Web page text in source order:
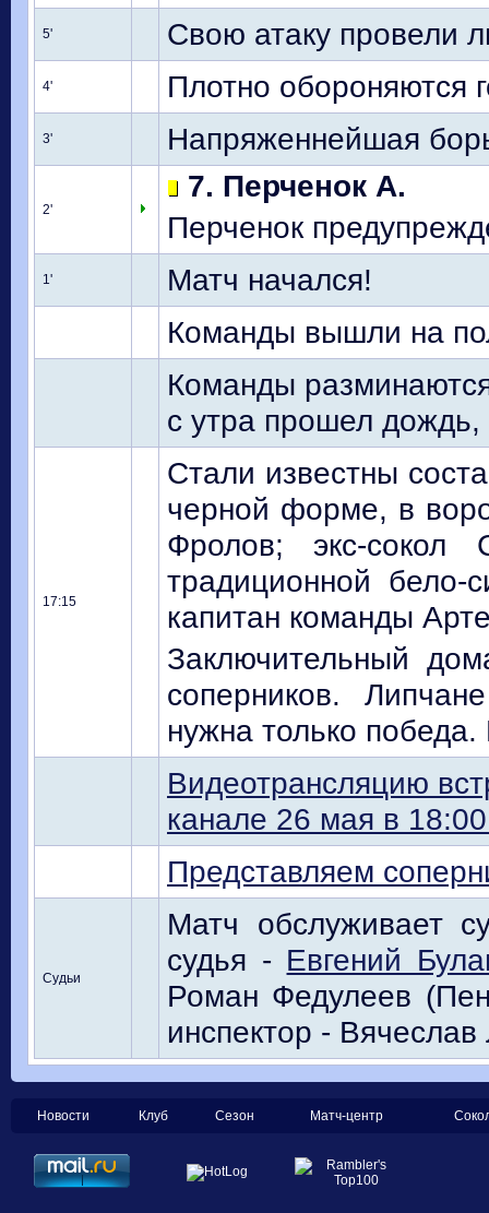
5' Свою атаку провели
4' Плотно обороняются
3' Напряженнейшая
2'
7. Перченок А.
Перченок
1'
Матч начался!
Команды вышли на
Команды
с утра прошел дождь,
17:15
Стали известны
черной форме, в
Фролов; экс-
традиционной
капитан команды
Заключительный
соперников.
нужна только
Видеотрансляцию
канале 26 мая в
Представляем
Судьи
Матч обслуживает
судья - Евгений
Роман Федулеев
инспектор -
Новости Клуб Сезон Матч-центр